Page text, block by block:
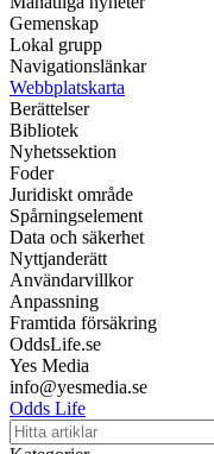
Gemenskap
Lokal grupp
Navigationslänkar
Webbplatskarta
Berättelser
Bibliotek
Nyhetssektion
Foder
Juridiskt område
Spårningselement
Data och säkerhet
Nyttjanderätt
Användarvillkor
Anpassning
Framtida försäkring
OddsLife.se
Yes Media
info@yesmedia.se
Odds Life